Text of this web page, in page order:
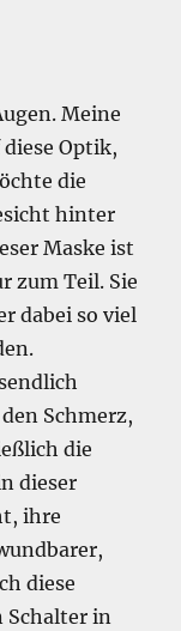
Meine
Optik,
die
hinter
Maske ist
zum Teil. Sie
dabei so viel
Schmerz,
die
dieser
ihre
diese
Schalter in